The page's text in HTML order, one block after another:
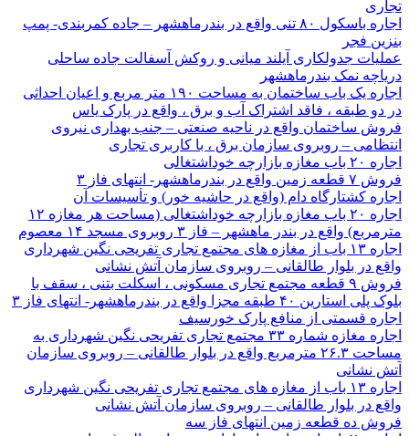
تجاری
اجاره باسکول ۸۰ تنی واقع در بندرماهشهر – جاده کمربندی- پمپ
بنزین فجر
عملیات جدولکاری آیلند میانی و روکش آسفالت جاده ساحلی
دریاچه نمک بندرماهشهر
اجاره یک باب ساختمان به مساحت ۱۹۰ متر مربع و اعیان احداثی
در دو طبقه ، فاقد اشتراک آب و برق ، واقع در پارک یاس
فروش ساختمان واقع در ناحیه صنعتی – جنب بهداری نیروی
انتظامی – روبروی سازمان برق ، با کاربری تجاری
اجاره ۲۰ باب مغازه بازارچه خوداشتغالی
فروش ۷ قطعه زمین واقع در بندرماهشهر- انتهای فاز ۳
اجاره کشتارگاه دام (واقع در حاشیه خور) و تأسیسات آن
اجاره ۲۰ باب مغازه بازارچه خوداشتغالی (مساحت هر مغازه ۱۲
مترمربع) واقع در بندر ماهشهر – فاز ۳ روبروی مسجد ۱۴ معصوم
اجاره ۱۳ باب از مغازه های مجتمع تجاری تفریحی نگین شهرداری
واقع در بلوار طالقانی – روبروی سازمان آتش نشانی
فروش ۹ قطعه مجتمع تجاری مسکونی ، اسکلت بتنی ، سقف با
بلوک پلی استارین ۴۰ طبقه مجزا واقع در بندرماهشهر- انتهای فاز ۳
اجاره قسمتی از منافع پارک خورسیف
اجاره مغازه شماره ۳۳ مجتمع تجاری تفریحی نگین شهرداری به
مساحت ۲۶.۳ مترمربع واقع در بلوار طالقانی – روبروی سازمان
آتش نشانی
اجاره ۱۳ باب از مغازه های مجتمع تجاری تفریحی نگین شهرداری
واقع در بلوار طالقانی – روبروی سازمان آتش نشانی
فروش ده قطعه زمین انتهای فاز سه